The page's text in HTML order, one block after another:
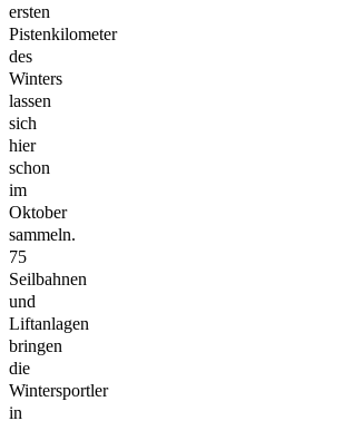
ersten
Pistenkilometer
des
Winters
lassen
sich
hier
schon
im
Oktober
sammeln.
75
Seilbahnen
und
Liftanlagen
bringen
die
Wintersportler
in